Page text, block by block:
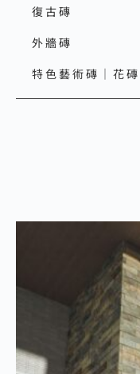
復古磚
外牆磚
特色藝術磚｜花磚